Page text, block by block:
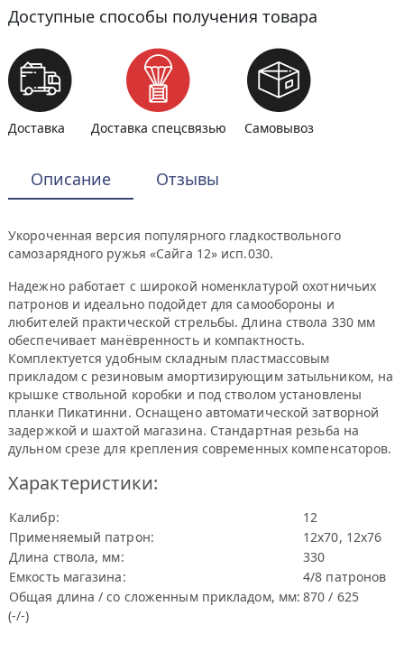
Доступные способы получения товара
Доставка Доставка спецсвязью Самовывоз
Описание Отзывы
Укороченная версия популярного гладкоствольного
самозарядного ружья «Сайга 12» исп.030.
Надежно работает с широкой номенклатурой охотничьих
патронов и идеально подойдет для самообороны и
любителей практической стрельбы. Длина ствола 330 мм
обеспечивает манёвренность и компактность.
Комплектуется удобным складным пластмассовым
прикладом с резиновым амортизирующим затыльником, на
крышке ствольной коробки и под стволом установлены
планки Пикатинни. Оснащено автоматической затворной
задержкой и шахтой магазина. Стандартная резьба на
дульном срезе для крепления современных компенсаторов.
Характеристики:
Калибр:
12
Применяемый патрон:
12x70, 12x76
Длина ствола, мм:
330
Емкость магазина:
4/8 патронов
Общая длина / со сложенным прикладом, мм: 870 / 625
(-/-)